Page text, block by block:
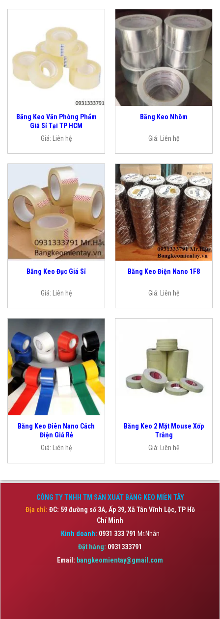
Băng Keo Văn Phòng Phẩm
Giá Sỉ Tại TP HCM
Giá:
Liên hệ
Băng Keo Nhôm
Giá: Liên hệ
Băng Keo Đục Giá Sỉ
Giá: Liên hệ
Băng Keo Điện Nano 1F8
Giá: Liên hệ
Băng Keo Điên Nano Cách
Điện Giá Rẻ
Giá:
Liên hệ
Băng Keo 2 Mặt Mouse Xốp
Trắng
Giá:
Liên hệ
CÔNG TY TNHH TM SẢN XUẤT BĂNG KEO MIỀN TÂY
Địa chỉ: ĐC: 59 đường số 3A, Ấp 39, Xã Tân Vĩnh Lộc, TP Hồ
Chí Minh
Kinh doanh: 0931 333 791 Mr.Nhân
Đặt hàng: 0931333791
Email: bangkeomientay@gmail.com